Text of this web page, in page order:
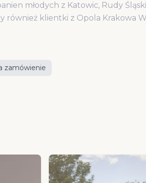
młodych z Katowic, Rudy
również klientki z Opola Krakowa
zamówienie